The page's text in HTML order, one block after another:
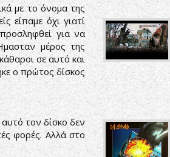
με το όνομα της
είπαμε όχι γιατί
για να
μέρος της
σε αυτό και
ο πρώτος δίσκος
τον δίσκο δεν
φορές. Αλλά στο